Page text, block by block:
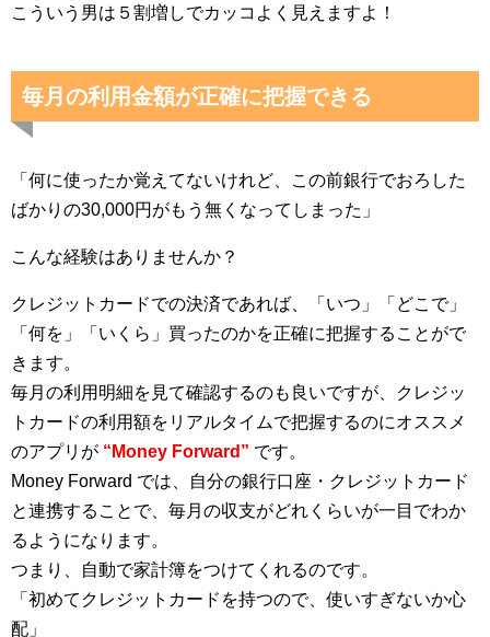
こういう男は５割増しでカッコよく見えますよ！
毎月の利用金額が正確に把握できる
「何に使ったか覚えてないけれど、この前銀行でおろした
ばかりの30,000円がもう無くなってしまった」
こんな経験はありませんか？
クレジットカードでの決済であれば、「いつ」「どこで」
「何を」「いくら」買ったのかを正確に把握することがで
きます。
毎月の利用明細を見て確認するのも良いですが、クレジッ
トカードの利用額をリアルタイムで把握するのにオススメ
のアプリが “Money Forward” です。
Money Forward では、自分の銀行口座・クレジットカード
と連携することで、毎月の収支がどれくらいが一目でわか
るようになります。
つまり、自動で家計簿をつけてくれるのです。
「初めてクレジットカードを持つので、使いすぎないか心
配」